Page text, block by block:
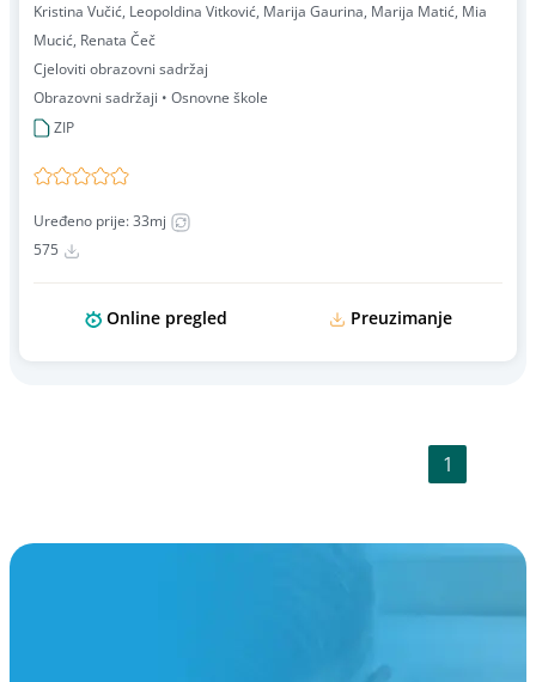
Kristina Vučić, Leopoldina Vitković, Marija Gaurina, Marija Matić, Mia
Mucić, Renata Čeč
Cjeloviti obrazovni sadržaj
Obrazovni sadržaji • Osnovne škole
ZIP
Uređeno prije: 33mj
575
Online pregled Preuzimanje
1